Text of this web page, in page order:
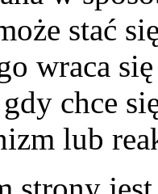
stać
wraca
chce
lub